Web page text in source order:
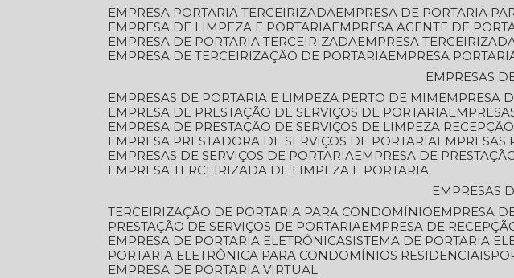
EMPRESA PORTARIA TERCEIRIZADA
EMPRESA DE PORTARIA
EMPRESA DE LIMPEZA E PORTARIA
EMPRESA AGENTE DE
EMPRESA DE PORTARIA TERCEIRIZADA
EMPRESA
EMPRESA DE TERCEIRIZAÇÃO DE PORTARIA
EMPRESA
EMPRESAS
EMPRESAS DE PORTARIA E LIMPEZA PERTO DE MIM
EMPRESA
EMPRESA DE PRESTAÇÃO DE SERVIÇOS DE PORTARIA
EMPRESA DE PRESTAÇÃO DE SERVIÇOS DE LIMPEZA
EMPRESA PRESTADORA DE SERVIÇOS DE PORTARIA
EMPRESAS DE SERVIÇOS DE PORTARIA
EMPRESA DE
EMPRESA TERCEIRIZADA DE LIMPEZA E PORTARIA
EMPRESAS
TERCEIRIZAÇÃO DE PORTARIA PARA CONDOMÍNIO
EMPRESA
PRESTAÇÃO DE SERVIÇOS DE PORTARIA
EMPRESA DE
EMPRESA DE PORTARIA ELETRÔNICA SISTEMA DE PORTARIA
PORTARIA ELETRÔNICA PARA CONDOMÍNIOS RESIDENCIAIS
EMPRESA DE PORTARIA VIRTUAL